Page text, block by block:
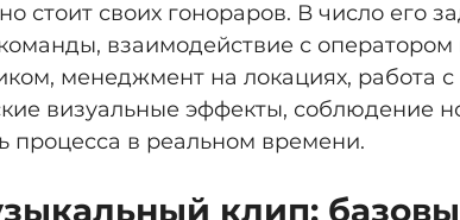
стоит своих гонораров. В число его
взаимодействие с оператором
менеджмент на локациях, работа с
визуальные эффекты, соблюдение
процесса в реальном времени.
клип: